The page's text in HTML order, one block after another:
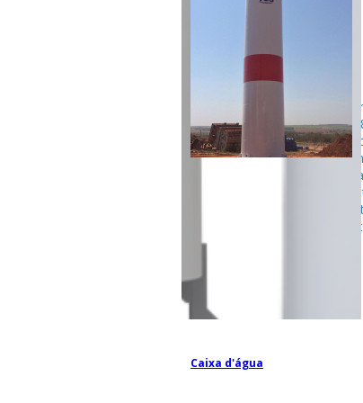
Fale
entre
Caixa d'água